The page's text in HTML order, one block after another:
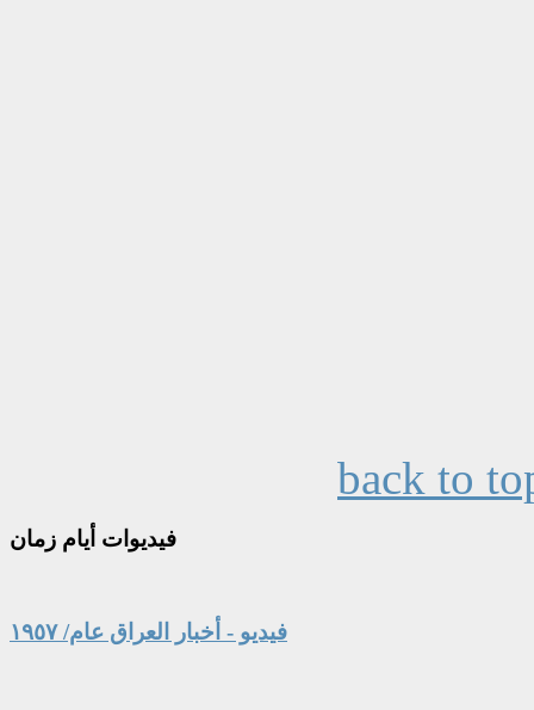
back to
فيديوات أيام زمان
فيديو - أخبار العراق عام/ ١٩٥٧